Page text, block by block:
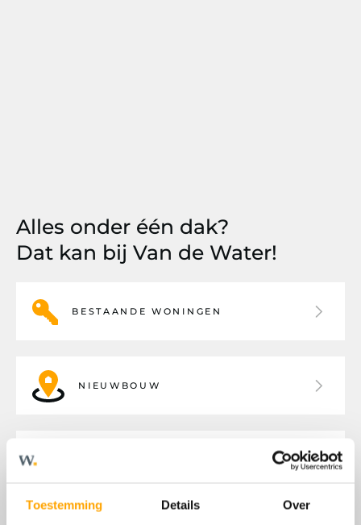
Toestemming Details Over
Alles onder één dak?
Dat kan bij Van de Water!
BESTAANDE WONINGEN
NIEUWBOUW